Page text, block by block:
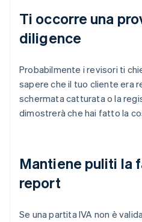
Ti occorre una
diligence
Probabilmente i revisori ti
sapere che il tuo cliente era
schermata catturata o la
dimostrerà che hai fatto la
Mantiene puliti la
report
Se una partita IVA non è